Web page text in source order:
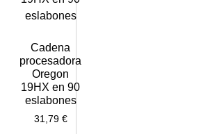
Cadena
procesadora
Oregon
19HX en 90
eslabones
31,79 €